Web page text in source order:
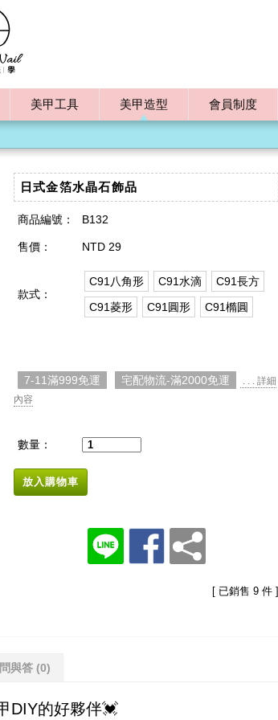
美甲工具 美甲造型 會員制度
日式金箔水晶石飾品
商品編號： B132
售價： NTD 29
款式：
C91八角形 C91水滴
C91長方
C91菱形
C91圓形 C91橢圓
7-11滿999免運 宅配物流-滿2000免運
. . . 詳細
內容
數量：
放入購物車
[ 已銷售 9 件 ]
問與答 (0)